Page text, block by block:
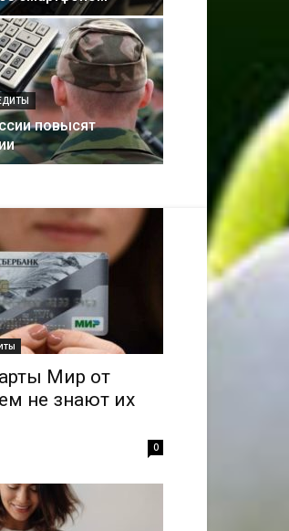
повысят
Мир от
не знают их
0